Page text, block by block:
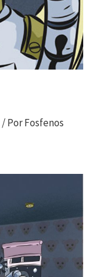
/ PorFosfenos